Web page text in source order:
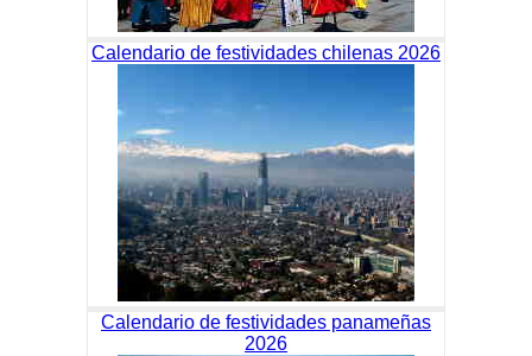
Calendario de festividades chilenas 2026
Calendario de festividades panameñas
2026